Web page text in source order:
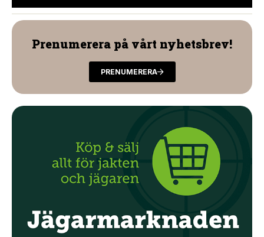
Prenumerera på vårt nyhetsbrev!
PRENUMERERA